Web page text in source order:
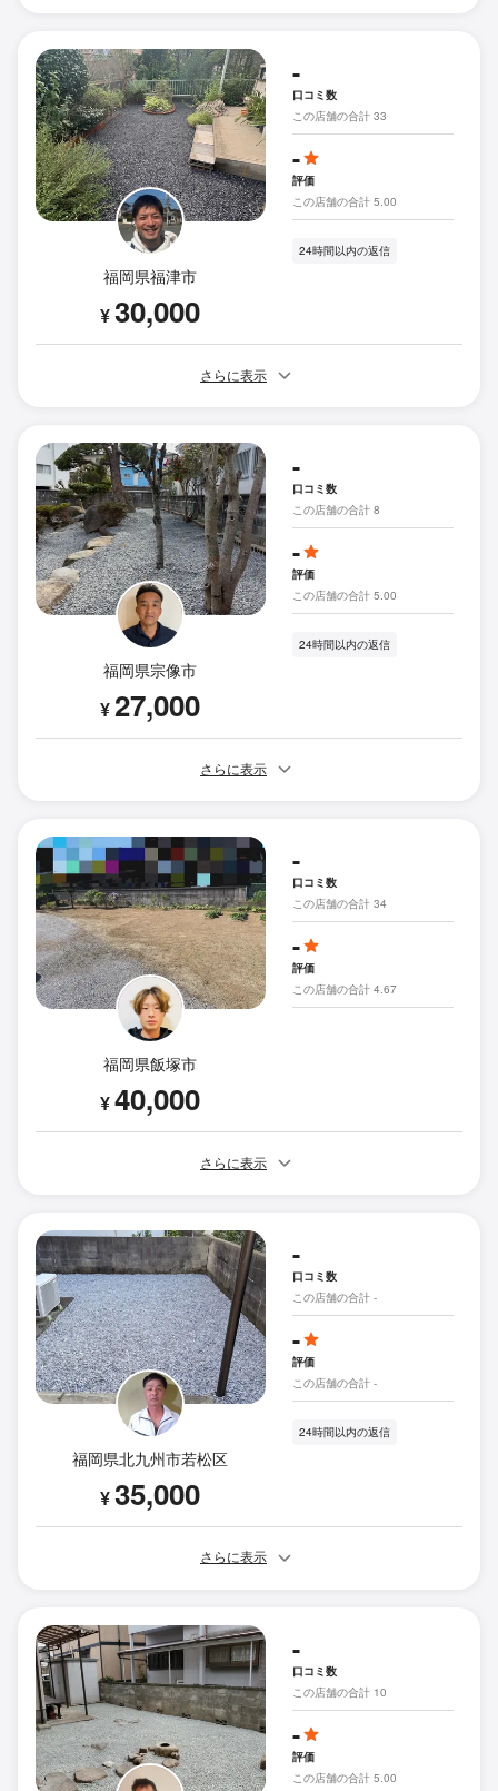
福岡県福津市
¥30,000
-
口コミ数
この店舗の合計 33
-
評価
この店舗の合計 5.00
24時間以内の返信
さらに表示
福岡県宗像市
¥27,000
-
口コミ数
この店舗の合計 8
-
評価
この店舗の合計 5.00
24時間以内の返信
さらに表示
福岡県飯塚市
¥40,000
-
口コミ数
この店舗の合計 34
-
評価
この店舗の合計 4.67
さらに表示
福岡県北九州市若松区
¥35,000
-
口コミ数
この店舗の合計 -
-
評価
この店舗の合計 -
24時間以内の返信
さらに表示
-
口コミ数
この店舗の合計 10
-
評価
この店舗の合計 5.00